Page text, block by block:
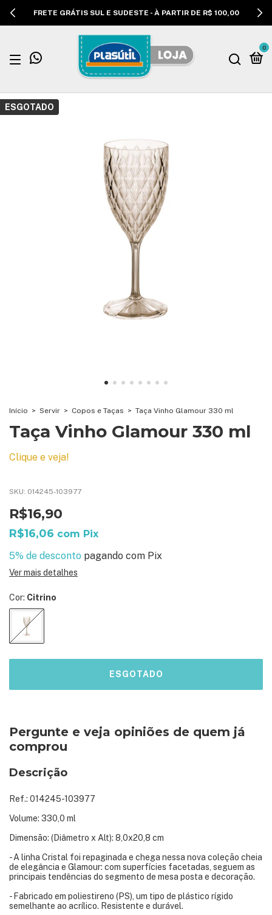
FRETE GRÁTIS SUL E SUDESTE - À PARTIR DE R$ 100,00
0
ESGOTADO
Início > Servir > Copos e Taças > Taça Vinho Glamour 330 ml
Taça Vinho Glamour 330 ml
Clique e veja!
SKU: 014245-103977
R$16,90
R$16,06 com Pix
5% de desconto pagando com Pix
Ver mais detalhes
Cor: Citrino
Pergunte e veja opiniões de quem já
comprou
Descrição
Ref.: 014245-103977
Volume: 330,0 ml
Dimensão: (Diâmetro x Alt): 8,0x20,8 cm
- A linha Cristal foi repaginada e chega nessa nova coleção cheia
de elegância e Glamour: com superfícies facetadas, seguem as
principais tendências do segmento de mesa posta e decoração.
- Fabricado em poliestireno (PS), um tipo de plástico rígido
semelhante ao acrílico. Resistente e durável.